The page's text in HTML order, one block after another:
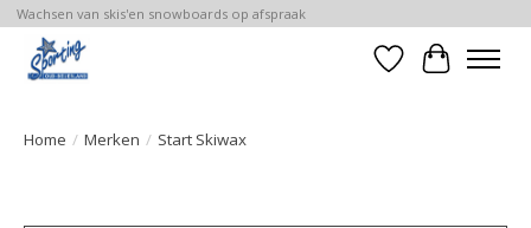
Wachsen van skis'en snowboards op afspraak
Verlanglijst
Home / Merken / Start Skiwax